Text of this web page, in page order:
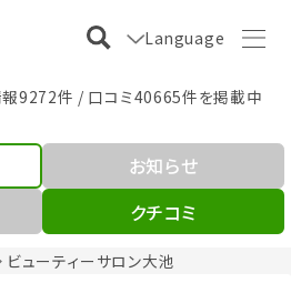
Language
報9272件 / 口コミ40665件を掲載中
ビューティーサロン大池
お知らせ
クチコミ